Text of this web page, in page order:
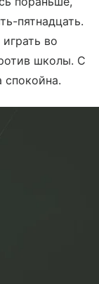
пятнадцать.
во
школы. С
спокойна.